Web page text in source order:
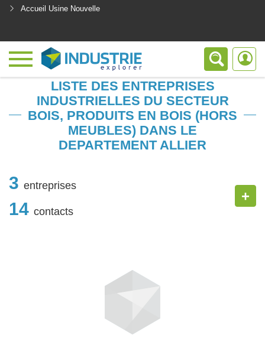
Accueil Usine Nouvelle
LISTE DES ENTREPRISES
INDUSTRIELLES DU SECTEUR
BOIS, PRODUITS EN BOIS (HORS
MEUBLES) DANS LE
DEPARTEMENT ALLIER
3 entreprises
14 contacts
+